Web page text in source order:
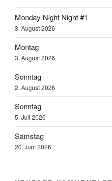
Monday Night Night #1
3. August 2026
Montag
3. August 2026
Sonntag
2. August 2026
Sonntag
5. Juli 2026
Samstag
20. Juni 2026